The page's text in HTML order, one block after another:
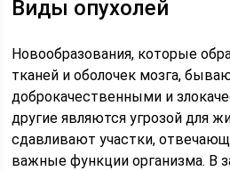
Виды опухолей
Новообразования, которые
тканей и оболочек мозга,
доброкачественными и
другие являются угрозой для
сдавливают участки,
важные функции организма. В